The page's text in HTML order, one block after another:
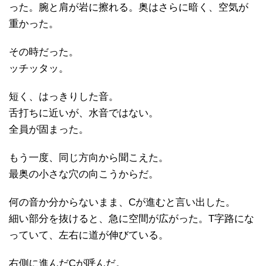
った。腕と肩が岩に擦れる。奥はさらに暗く、空気が
重かった。
その時だった。
ッチッタッ。
短く、はっきりした音。
舌打ちに近いが、水音ではない。
全員が固まった。
もう一度、同じ方向から聞こえた。
最奥の小さな穴の向こうからだ。
何の音か分からないまま、Cが進むと言い出した。
細い部分を抜けると、急に空間が広がった。T字路にな
っていて、左右に道が伸びている。
右側に進んだCが呼んだ。